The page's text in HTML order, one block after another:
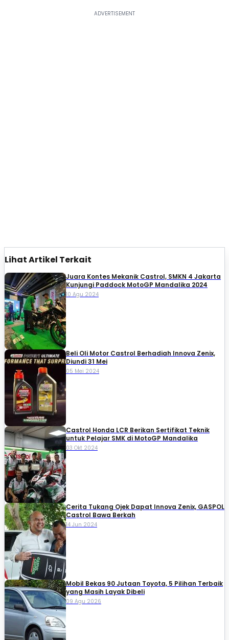
Lihat Artikel Terkait
Juara Kontes Mekanik Castrol, SMKN 4 Jakarta
Kunjungi Paddock MotoGP Mandalika 2024
10 Agu 2024
Beli Oli Motor Castrol Berhadiah Innova Zenix,
Diundi 31 Mei
05 Mei 2024
Castrol Honda LCR Berikan Sertifikat Teknik
untuk Pelajar SMK di MotoGP Mandalika
03 Okt 2024
Cerita Tukang Ojek Dapat Innova Zenix, GASPOL
Castrol Bawa Berkah
14 Jun 2024
Mobil Bekas 90 Jutaan Toyota, 5 Pilihan Terbaik
yang Masih Layak Dibeli
09 Agu 2026